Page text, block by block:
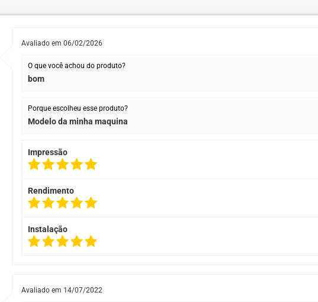
Avaliado em 06/02/2026
O que você achou do produto?
bom
Porque escolheu esse produto?
Modelo da minha maquina
Impressão
Rendimento
Instalação
Avaliado em 14/07/2022